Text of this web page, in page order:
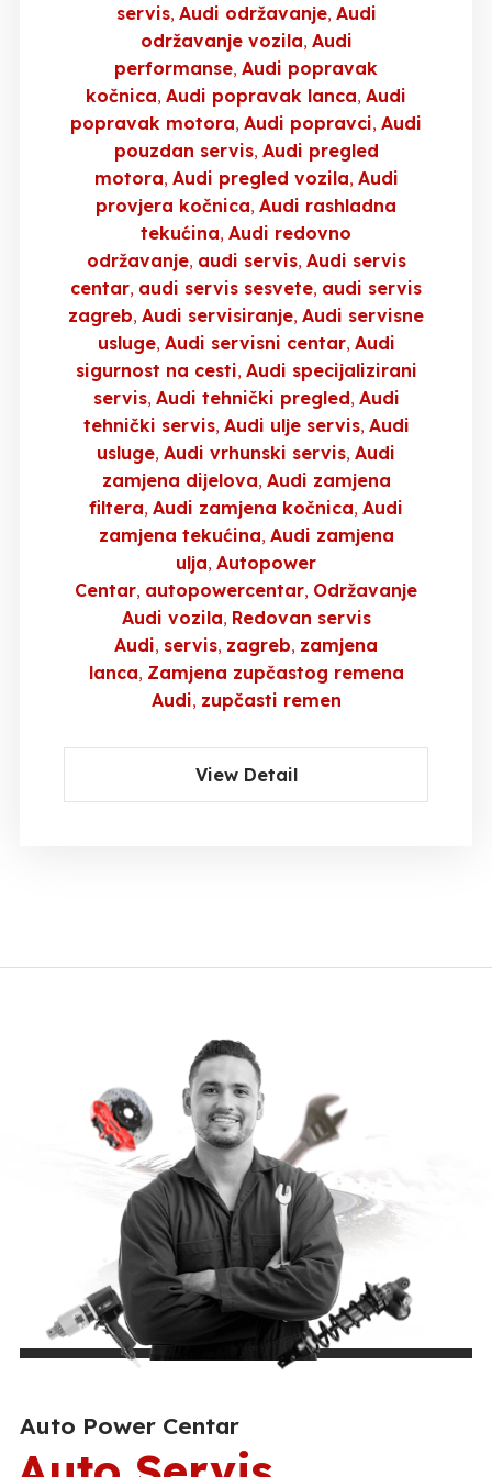
servis Audi održavanje Audi
održavanje vozila Audi
performanse Audi popravak
kočnica Audi popravak lanca Audi
popravak motora Audi popravci Audi
pouzdan servis Audi pregled
motora Audi pregled vozila Audi
provjera kočnica Audi rashladna
tekućina Audi redovno
održavanje audi servis Audi servis
centar audi servis sesvete audi servis
zagreb Audi servisiranje Audi servisne
usluge Audi servisni centar Audi
sigurnost na cesti Audi specijalizirani
servis Audi tehnički pregled Audi
tehnički servis Audi ulje servis Audi
usluge Audi vrhunski servis Audi
zamjena dijelova Audi zamjena
filtera Audi zamjena kočnica Audi
zamjena tekućina Audi zamjena
ulja Autopower
Centar autopowercentar Održavanje
Audi vozila Redovan servis
Audi servis zagreb zamjena
lanca Zamjena zupčastog remena
Audi zupčasti remen
View Detail
Auto Power Centar